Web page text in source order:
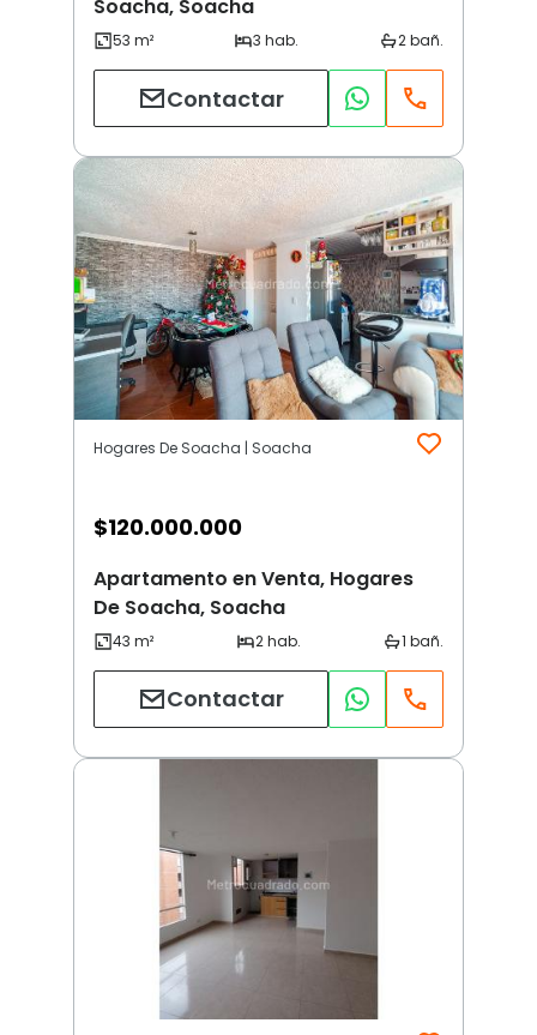
Soacha, Soacha
Contactar
Hogares De Soacha | Soacha
$120.000.000
Apartamento en Venta, Hogares
De Soacha, Soacha
Contactar